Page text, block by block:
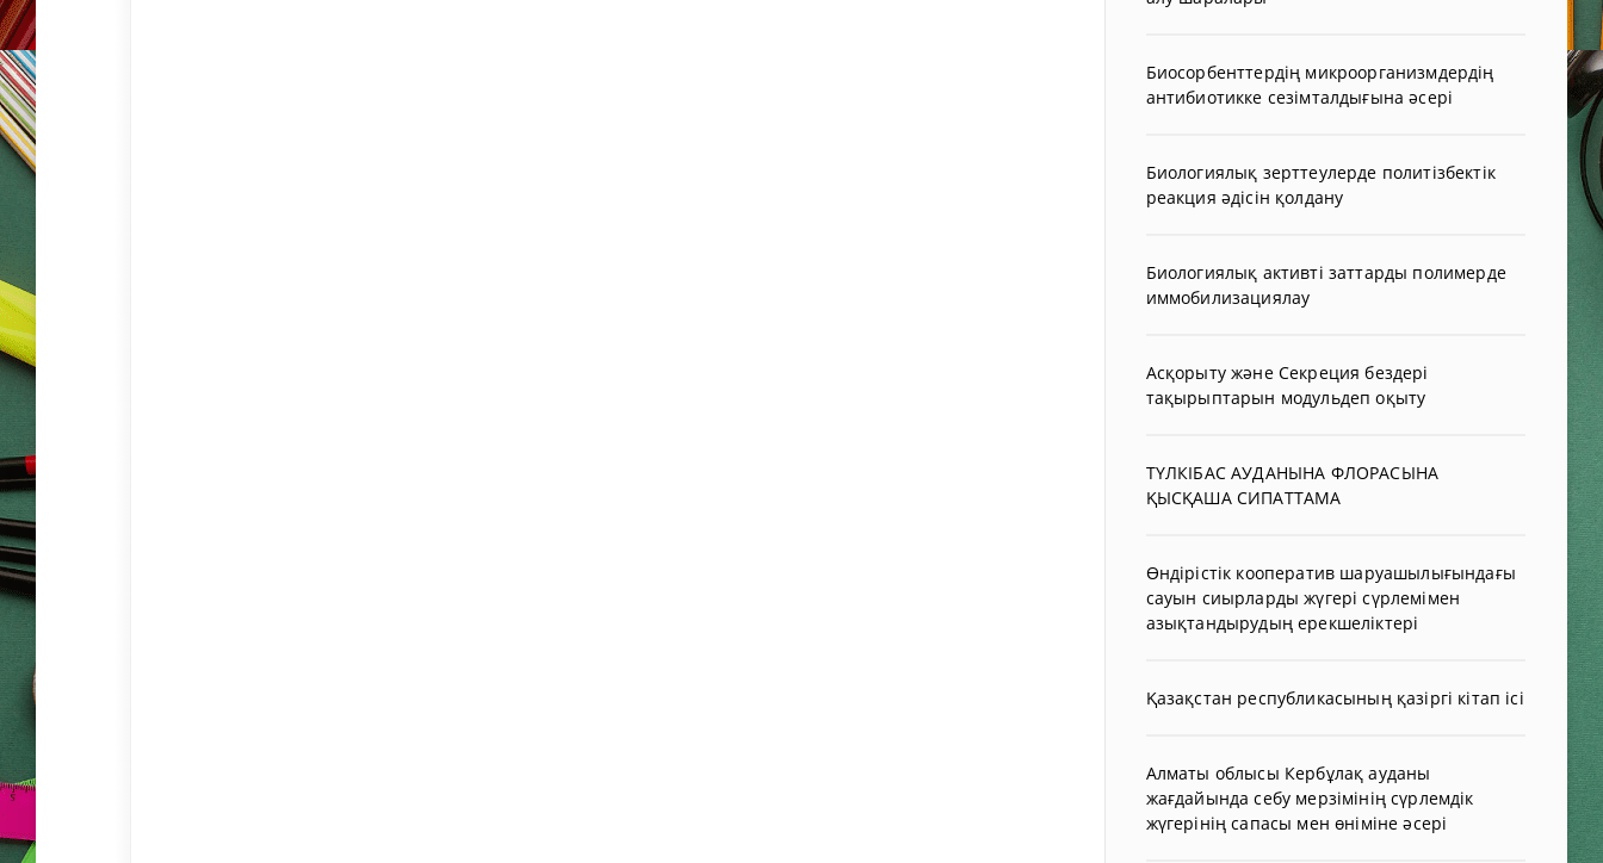
Биосорбенттердің микроорганизмдердің
антибиотикке сезімталдығына әсері
Биологиялық зерттеулерде политізбектік
реакция әдісін қолдану
Биологиялық активті заттарды полимерде
иммобилизациялау
Асқорыту және Секреция бездері
тақырыптарын модульдеп оқыту
ТҮЛКІБАС АУДАНЫНА ФЛОРАСЫНА
ҚЫСҚАША СИПАТТАМА
Өндірістік кооператив шаруашылығындағы
сауын сиырларды жүгері сүрлемімен
азықтандырудың ерекшеліктері
Қазақстан республикасының қазіргі кітап ісі
Алматы облысы Кербұлақ ауданы
жағдайында себу мерзімінің сүрлемдік
жүгерінің сапасы мен өніміне әсері